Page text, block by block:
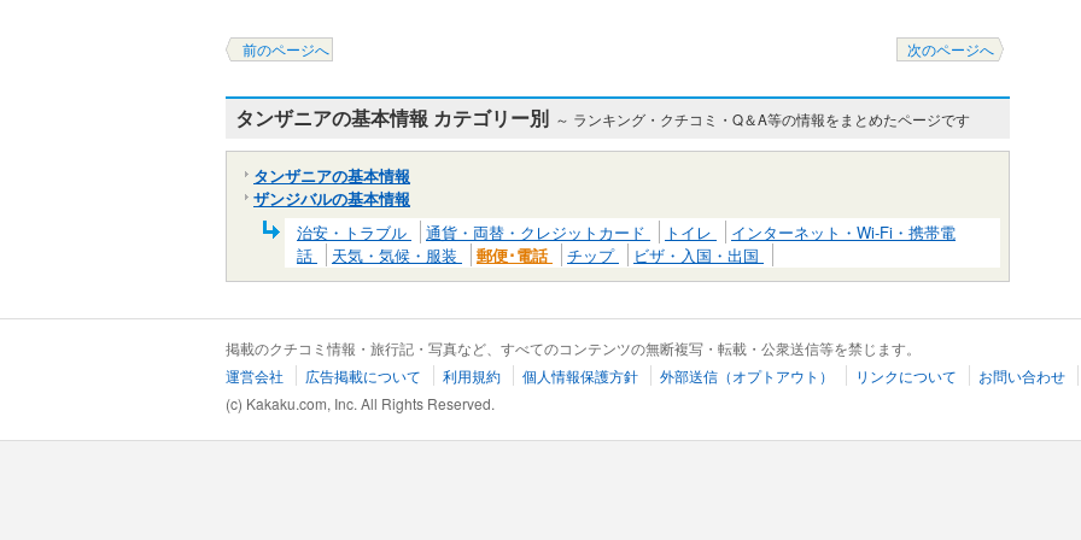
前のページへ 次のページへ
タンザニアの基本情報 カテゴリー別 ～ ランキング・クチコミ・Q＆A等の情報をまとめたページです
タンザニアの基本情報
ザンジバルの基本情報
治安・トラブル
通貨・両替・クレジットカード トイレ
インターネット・Wi-Fi・携帯電
話
天気・気候・服装 郵便･電話 チップ ビザ・入国・出国
掲載のクチコミ情報・旅行記・写真など、すべてのコンテンツの無断複写・転載・公衆送信等を禁じます。
運営会社
広告掲載について 利用規約 個人情報保護方針 外部送信（オプトアウト） リンクについて お問い合わせ
(c) Kakaku.com, Inc. All Rights Reserved.